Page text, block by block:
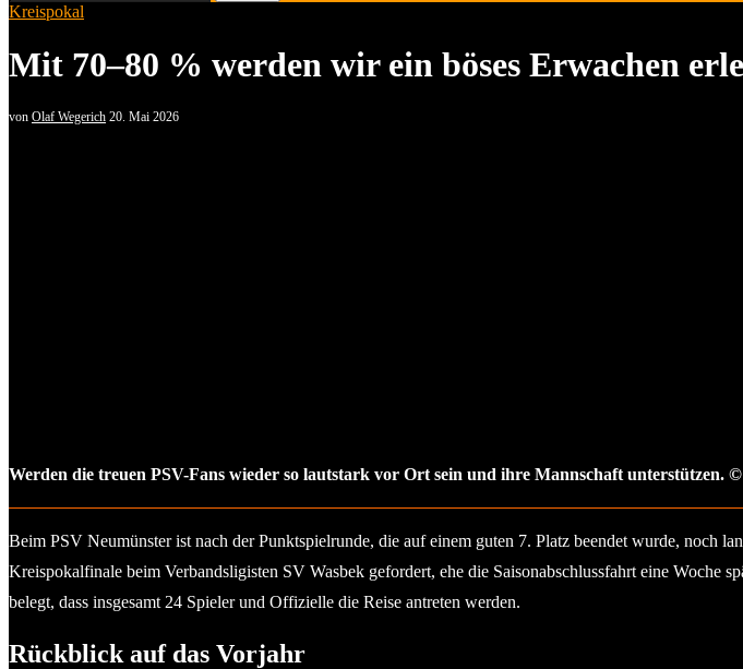
Kreispokal
Mit 70–80 % werden wir ein böses Erwachen
von Olaf Wegerich 20. Mai 2026
Werden die treuen PSV-Fans wieder so lautstark vor Ort sein und ihre Mannschaft unterstützen.
Beim PSV Neumünster ist nach der Punktspielrunde, die auf einem guten 7. Platz beendet wurde, noch
Kreispokalfinale beim Verbandsligisten SV Wasbek gefordert, ehe die Saisonabschlussfahrt eine Woche
belegt, dass insgesamt 24 Spieler und Offizielle die Reise antreten werden.
Rückblick auf das Vorjahr